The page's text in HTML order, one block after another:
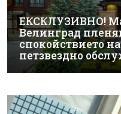
ЕКСКЛУЗИВНО!
Велинград
спокойствието
петзвездно